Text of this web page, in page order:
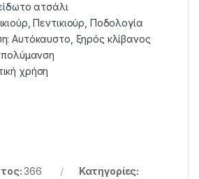
ατσάλι
Πεντικιούρ, Ποδολογία
Αυτόκαυστο, ξηρός κλίβανος
χρήση
366
Κατηγορίες: